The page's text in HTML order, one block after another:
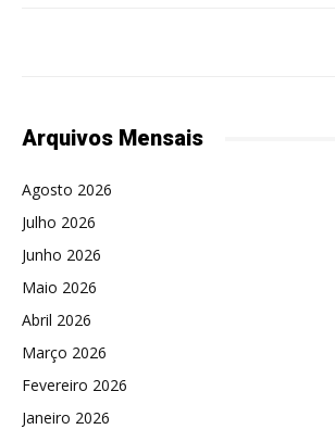
Arquivos Mensais
Agosto 2026
Julho 2026
Junho 2026
Maio 2026
Abril 2026
Março 2026
Fevereiro 2026
Janeiro 2026